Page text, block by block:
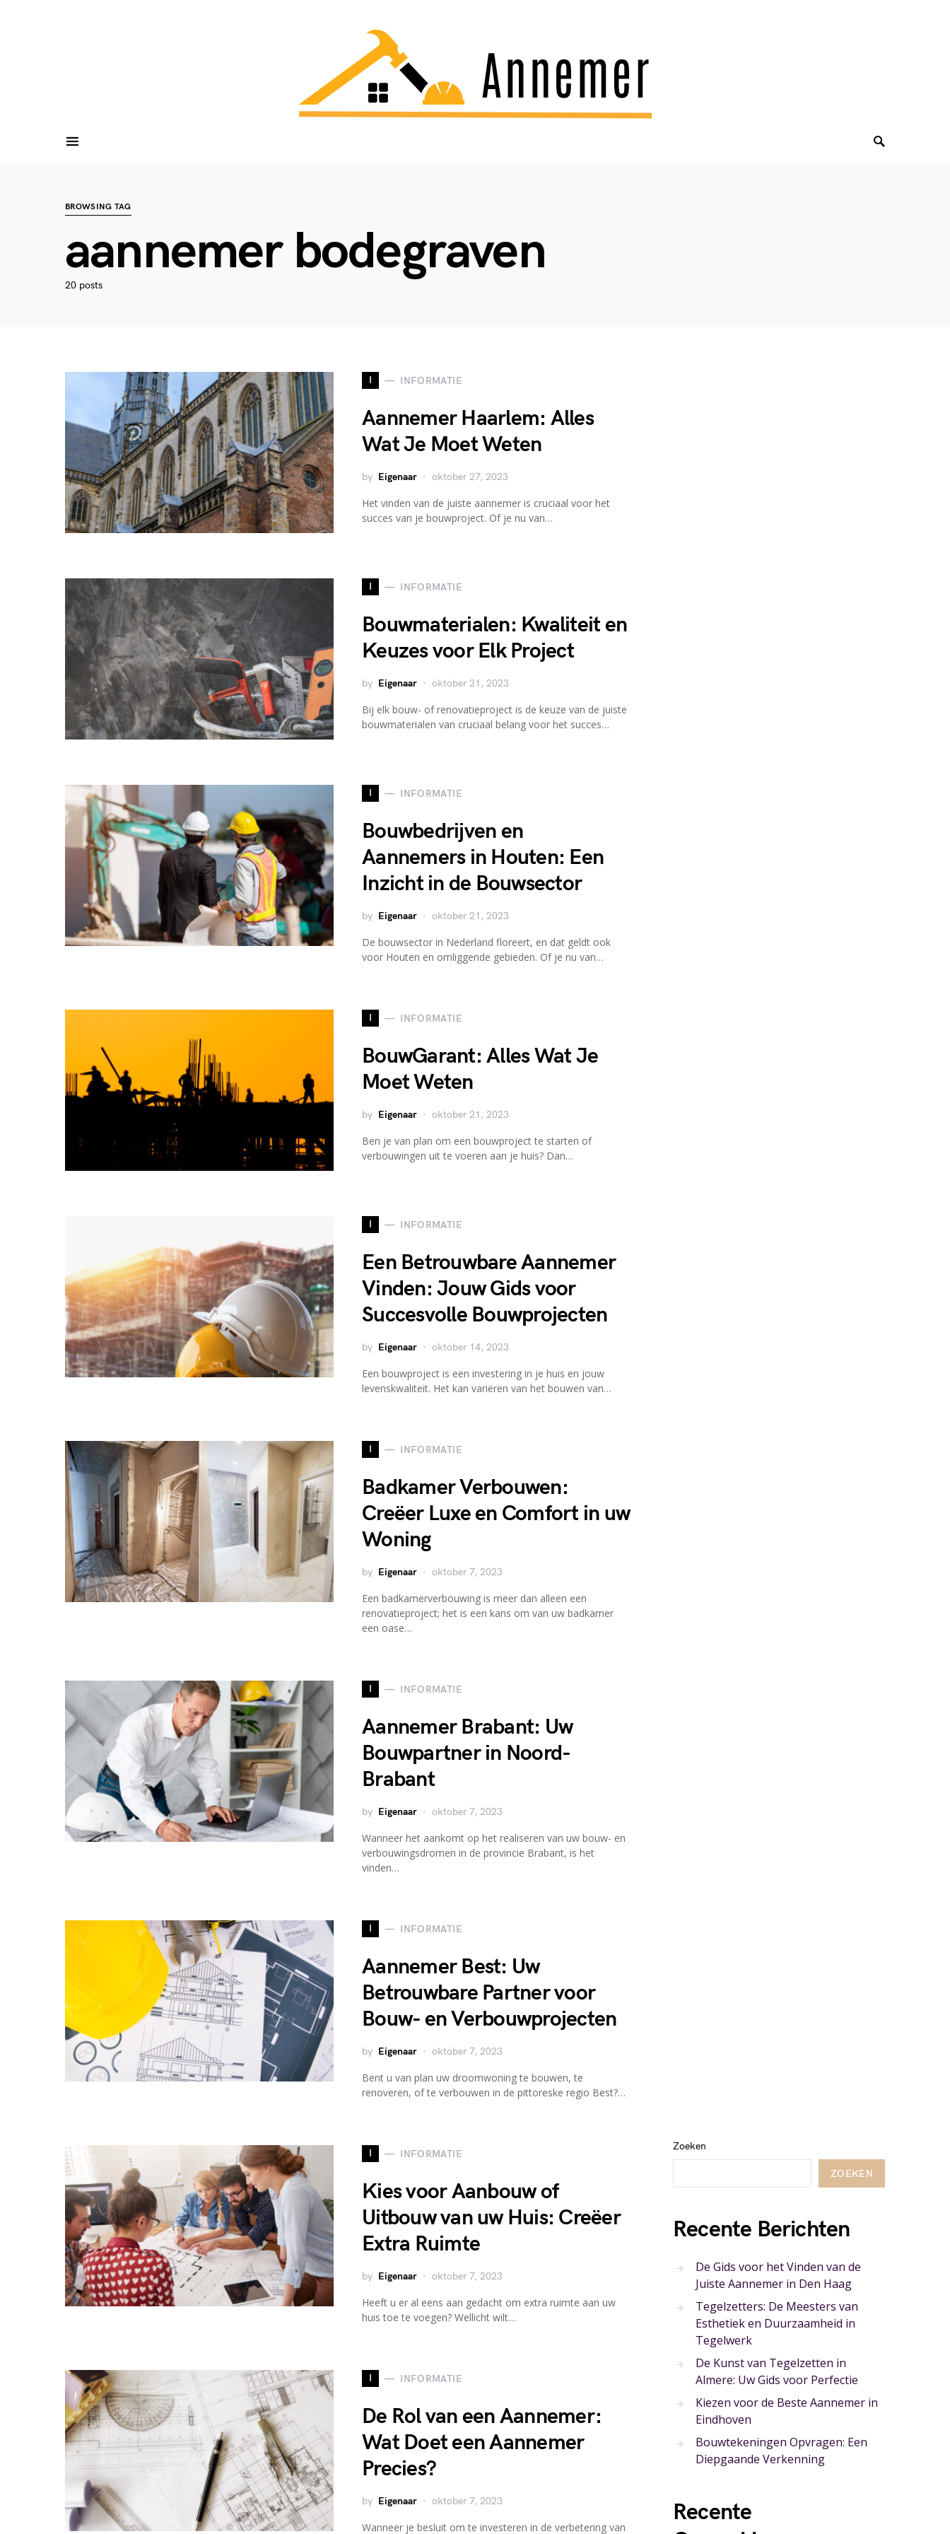
BROWSING TAG
aannemer bodegraven
20 posts
I INFORMATIE
Aannemer Haarlem: Alles
Wat Je Moet Weten
by Eigenaar oktober 27, 2023
Het vinden van de juiste aannemer is cruciaal voor het
succes van je bouwproject. Of je nu van…
I INFORMATIE
Bouwmaterialen: Kwaliteit en
Keuzes voor Elk Project
by Eigenaar oktober 21, 2023
Bij elk bouw- of renovatieproject is de keuze van de juiste
bouwmaterialen van cruciaal belang voor het succes…
I INFORMATIE
Bouwbedrijven en
Aannemers in Houten: Een
Inzicht in de Bouwsector
by Eigenaar oktober 21, 2023
De bouwsector in Nederland floreert, en dat geldt ook
voor Houten en omliggende gebieden. Of je nu van…
I INFORMATIE
BouwGarant: Alles Wat Je
Moet Weten
by Eigenaar oktober 21, 2023
Ben je van plan om een bouwproject te starten of
verbouwingen uit te voeren aan je huis? Dan…
I INFORMATIE
Een Betrouwbare Aannemer
Vinden: Jouw Gids voor
Succesvolle Bouwprojecten
by Eigenaar oktober 14, 2023
Een bouwproject is een investering in je huis en jouw
levenskwaliteit. Het kan variëren van het bouwen van…
I INFORMATIE
Badkamer Verbouwen:
Creëer Luxe en Comfort in uw
Woning
by Eigenaar oktober 7, 2023
Een badkamerverbouwing is meer dan alleen een
renovatieproject; het is een kans om van uw badkamer
een oase…
I INFORMATIE
Aannemer Brabant: Uw
Bouwpartner in Noord-
Brabant
by Eigenaar oktober 7, 2023
Wanneer het aankomt op het realiseren van uw bouw- en
verbouwingsdromen in de provincie Brabant, is het
vinden…
I INFORMATIE
Aannemer Best: Uw
Betrouwbare Partner voor
Bouw- en Verbouwprojecten
by Eigenaar oktober 7, 2023
Bent u van plan uw droomwoning te bouwen, te
renoveren, of te verbouwen in de pittoreske regio Best?…
I INFORMATIE
Kies voor Aanbouw of
Uitbouw van uw Huis: Creëer
Extra Ruimte
by Eigenaar oktober 7, 2023
Heeft u er al eens aan gedacht om extra ruimte aan uw
huis toe te voegen? Wellicht wilt…
I INFORMATIE
De Rol van een Aannemer:
Wat Doet een Aannemer
Precies?
by Eigenaar oktober 7, 2023
Wanneer je besluit om te investeren in de verbetering van
Zoeken
ZOEKEN
Recente Berichten
De Gids voor het Vinden van de
Juiste Aannemer in Den Haag
Tegelzetters: De Meesters van
Esthetiek en Duurzaamheid in
Tegelwerk
De Kunst van Tegelzetten in
Almere: Uw Gids voor Perfectie
Kiezen voor de Beste Aannemer in
Eindhoven
Bouwtekeningen Opvragen: Een
Diepgaande Verkenning
Recente